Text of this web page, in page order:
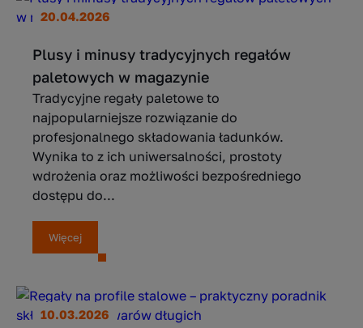
20.04.2026
Plusy i minusy tradycyjnych regałów
paletowych w magazynie
Tradycyjne regały paletowe to
najpopularniejsze rozwiązanie do
profesjonalnego składowania ładunków.
Wynika to z ich uniwersalności, prostoty
wdrożenia oraz możliwości bezpośredniego
dostępu do...
Więcej
10.03.2026